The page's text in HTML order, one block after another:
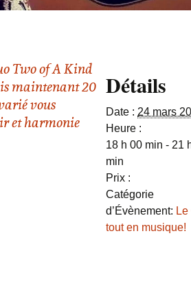
Two of A Kind
maintenant 20
vous
et harmonie
Détails
Date : 24 mars
Heure :
18 h 00 min - 21
min
Prix :
Catégorie
d’Évènement:
tout en musique!